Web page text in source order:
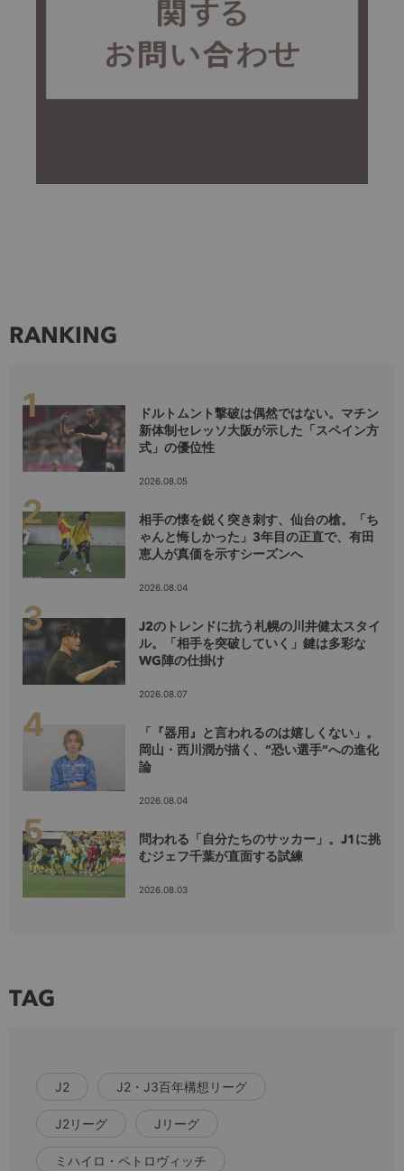
RANKING
ドルトムント撃破は偶然ではない。マチン
新体制セレッソ大阪が示した「スペイン方
式」の優位性
2026.08.05
相手の懐を鋭く突き刺す、仙台の槍。「ち
ゃんと悔しかった」3年目の正直で、有田
恵人が真価を示すシーズンへ
2026.08.04
J2のトレンドに抗う札幌の川井健太スタイ
ル。「相手を突破していく」鍵は多彩な
WG陣の仕掛け
2026.08.07
「『器用』と言われるのは嬉しくない」。
岡山・西川潤が描く、”恐い選手”への進化
論
2026.08.04
問われる「自分たちのサッカー」。J1に挑
むジェフ千葉が直面する試練
2026.08.03
TAG
J2 J2・J3百年構想リーグ
J2リーグ Jリーグ
ミハイロ・ペトロヴィッチ